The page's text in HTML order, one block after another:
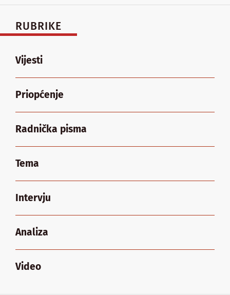
RUBRIKE
Vijesti
Priopćenje
Radnička pisma
Tema
Intervju
Analiza
Video